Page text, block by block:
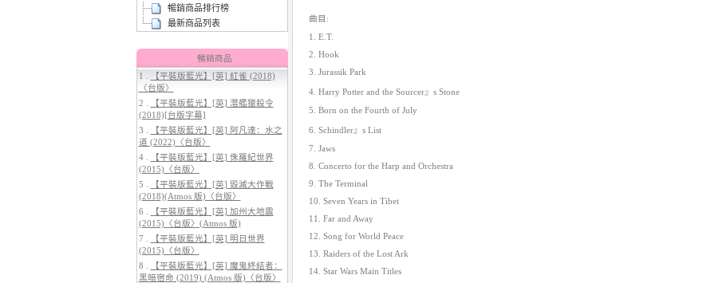
4.【平裝版藍光】[英] 穿著PRADA
的惡魔 2 (2026)[台版字幕]
5.【平裝版藍光】[英] 巔峰獵殺
(2026)
暢銷商品排行榜
最新商品列表
暢銷商品
1 .
【平裝版藍光】[英] 紅雀 (2018)
〈台版〉
2 .
【平裝版藍光】[英] 潛艦獵殺令
(2018)[台版字幕]
3 .
【平裝版藍光】[英] 阿凡達：水之
道 (2022)〈台版〉
4 .
【平裝版藍光】[英] 侏羅紀世界
(2015)〈台版〉
5 .
【平裝版藍光】[英] 毀滅大作戰
(2018)(Atmos 版)〈台版〉
6 .
【平裝版藍光】[英] 加州大地震
(2015)〈台版〉(Atmos 版)
7 .
【平裝版藍光】[英] 明日世界
(2015)〈台版〉
8 .
【平裝版藍光】[英] 魔鬼終結者：
黑暗宿命 (2019) (Atmos 版)〈台版〉
曲目:
1. E.T.
2. Hook
3. Jurassik Park
4. Harry Potter and the Sourcer』s Stone
5. Born on the Fourth of July
6. Schindler』s List
7. Jaws
8. Concerto for the Harp and Orchestra
9. The Terminal
10. Seven Years in Tibet
11. Far and Away
12. Song for World Peace
13. Raiders of the Lost Ark
14. Star Wars Main Titles